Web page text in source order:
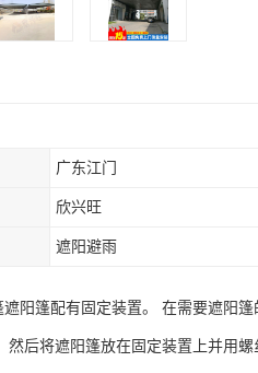
广东江门
欣兴旺
遮阳避雨
遮阳篷配有固定装置。 在需要遮阳
然后将遮阳篷放在固定装置上并用螺